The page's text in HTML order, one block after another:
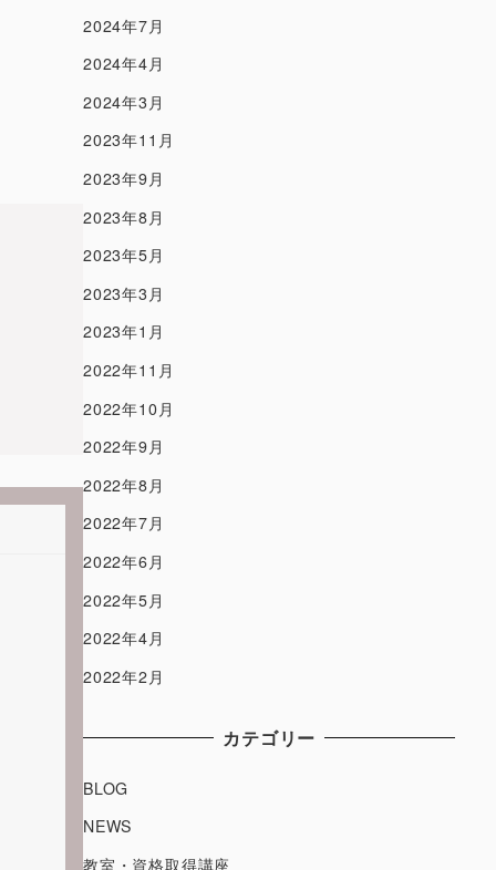
2024年7月
2024年4月
2024年3月
2023年11月
2023年9月
2023年8月
2023年5月
2023年3月
2023年1月
2022年11月
2022年10月
2022年9月
2022年8月
2022年7月
2022年6月
2022年5月
2022年4月
2022年2月
カテゴリー
BLOG
NEWS
教室・資格取得講座